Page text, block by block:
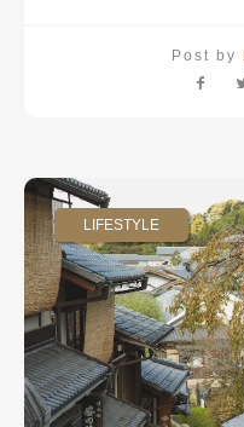
Post by
LIFESTYLE